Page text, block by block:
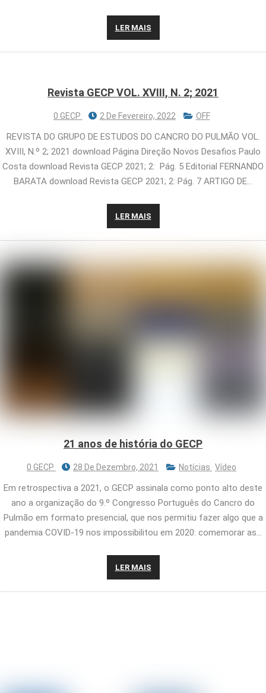
LER MAIS
Revista GECP VOL. XVIII, N. 2; 2021
0 GECP 2 De Fevereiro, 2022 OFF
REVISTA DO GRUPO DE ESTUDOS DO CANCRO DO PULMÃO VOL.
XVIII, N.º 2; 2021 download Página Direção Novos Desafios Paulo
Costa download Revista GECP 2021; 2: Pág. 5 Editorial FERNANDO
BARATA download Revista GECP 2021; 2: Pág. 7 ARTIGO DE…
LER MAIS
21 anos de história do GECP
0 GECP 28 De Dezembro, 2021 Notícias Vídeo
Em retrospectiva a 2021, o GECP assinala como ponto alto deste
ano a organização do 9.º Congresso Português do Cancro do
Pulmão em formato presencial, que nos permitiu fazer algo que a
pandemia COVID-19 nos impossibilitou em 2020: comemorar as…
LER MAIS